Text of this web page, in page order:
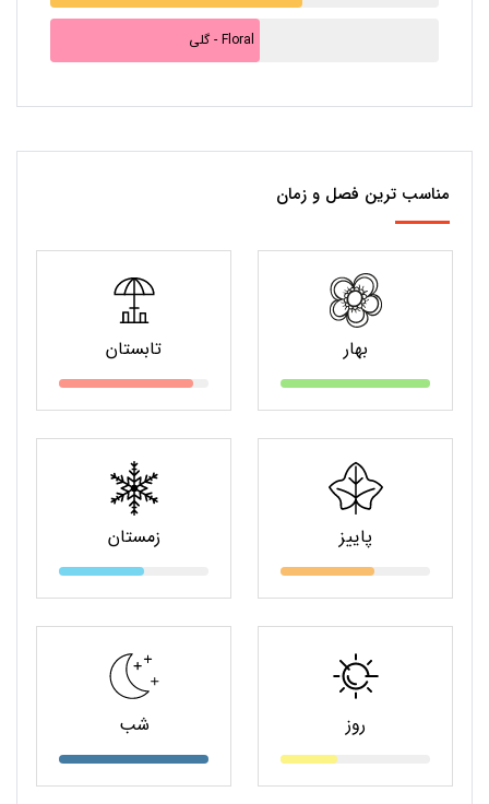
گلی - Floral
مناسب ترین فصل و زمان
بهار تابستان
پاییز زمستان
روز شب